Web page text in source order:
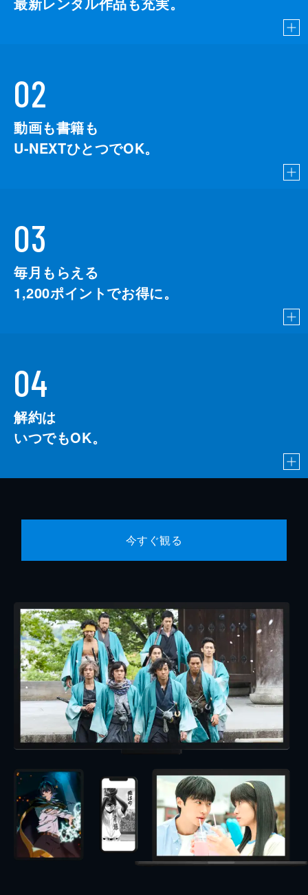
02
動画も書籍も
U-NEXTひとつでOK。
03
毎月もらえる
1,200ポイントでお得に。
04
解約は
いつでもOK。
今すぐ観る